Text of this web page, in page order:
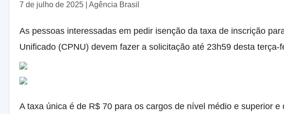
7 de julho de 2025 Agência Brasil
As pessoas interessadas em pedir isenção da taxa de inscrição
Unificado (CPNU) devem fazer a solicitação até 23h59 desta
A taxa única é de R$ 70 para os cargos de nível médio e superior